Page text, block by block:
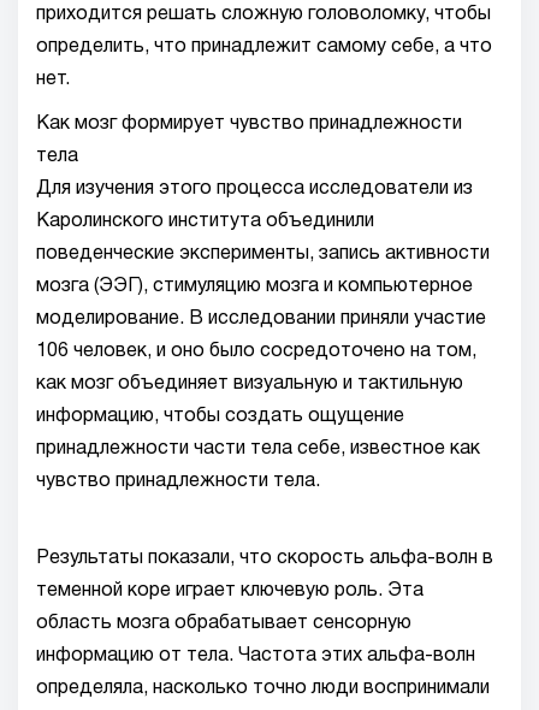
приходится решать сложную головоломку, чтобы
определить, что принадлежит самому себе, а что
нет.
Как мозг формирует чувство принадлежности
тела
Для изучения этого процесса исследователи из
Каролинского института объединили
поведенческие эксперименты, запись активности
мозга (ЭЭГ), стимуляцию мозга и компьютерное
моделирование. В исследовании приняли участие
106 человек, и оно было сосредоточено на том,
как мозг объединяет визуальную и тактильную
информацию, чтобы создать ощущение
принадлежности части тела себе, известное как
чувство принадлежности тела.
Результаты показали, что скорость альфа-волн в
теменной коре играет ключевую роль. Эта
область мозга обрабатывает сенсорную
информацию от тела. Частота этих альфа-волн
определяла, насколько точно люди воспринимали